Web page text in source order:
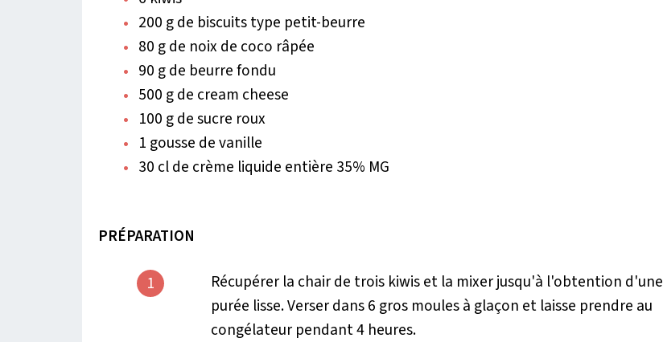
200 g de biscuits type petit-beurre
80 g de noix de coco râpée
90 g de beurre fondu
500 g de cream cheese
100 g de sucre roux
1 gousse de vanille
30 cl de crème liquide entière 35% MG
PRÉPARATION
1
Récupérer la chair de trois kiwis et la mixer jusqu'à l'obtention d'une
purée lisse. Verser dans 6 gros moules à glaçon et laisse prendre au
congélateur pendant 4 heures.